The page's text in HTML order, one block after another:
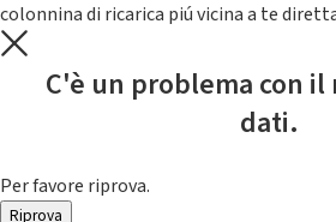
colonnina di ricarica piú vicina a te
C'è un problema con
dati.
Per favore riprova.
Riprova